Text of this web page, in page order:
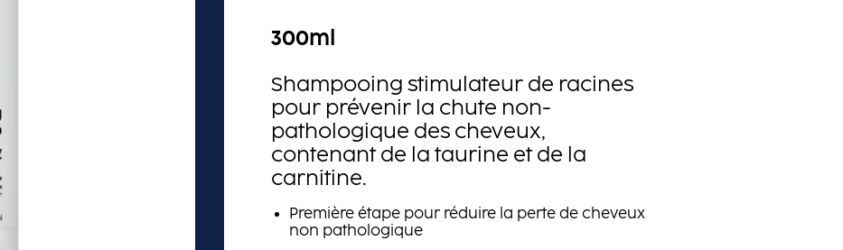
300ml
Shampooing stimulateur de racines
pour prévenir la chute non-
pathologique des cheveux,
contenant de la taurine et de la
carnitine.
Première étape pour réduire la perte de cheveux
non pathologique